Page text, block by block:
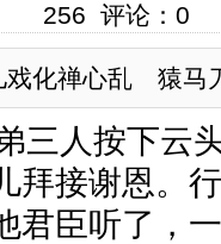
256 评论： 0
戏化禅心乱 猿马
三人按下云
拜接谢恩。
君臣听了，